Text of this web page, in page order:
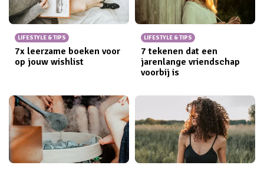
LIFESTYLE & TIPS
7x leerzame boeken voor
op jouw wishlist
LIFESTYLE & TIPS
7 tekenen dat een
jarenlange vriendschap
voorbij is